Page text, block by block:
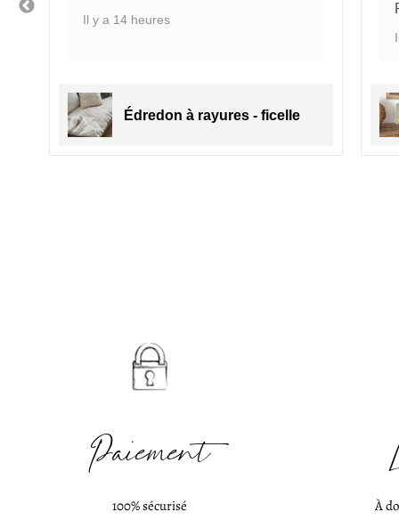
Il y a 14 heures
Édredon à rayures - ficelle
Paiement
100% sécurisé À